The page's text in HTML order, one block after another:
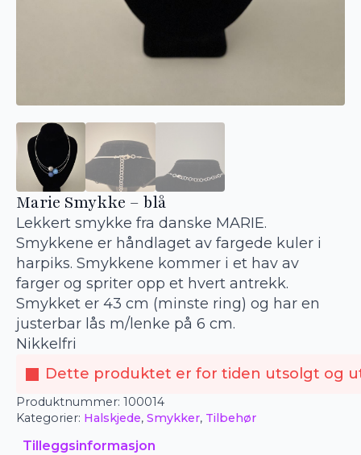
Marie Smykke – blå
Lekkert smykke fra danske MARIE.
Smykkene er håndlaget av fargede kuler i
harpiks. Smykkene kommer i et hav av
farger og spriter opp et hvert antrekk.
Smykket er 43 cm (minste ring) og har en
justerbar lås m/lenke på 6 cm.
Nikkelfri
Dette produktet er for tiden utsolgt og
Produktnummer: 100014
Kategorier: Halskjede, Smykker, Tilbehør
Tilleggsinformasjon